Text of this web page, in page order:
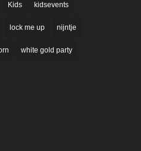
Kids kidsevents
lock me up nijntje
white gold party